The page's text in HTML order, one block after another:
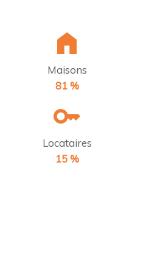
Maisons
81 %
Locataires
15 %